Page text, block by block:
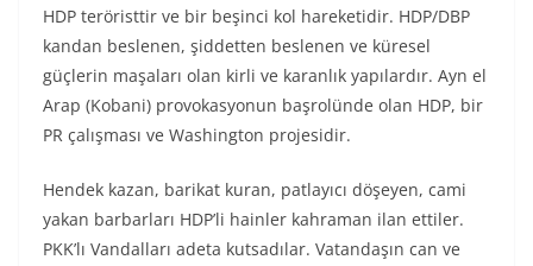
HDP teröristtir ve bir beşinci kol hareketidir. HDP/DBP
kandan beslenen, şiddetten beslenen ve küresel
güçlerin maşaları olan kirli ve karanlık yapılardır. Ayn el
Arap (Kobani) provokasyonun başrolünde olan HDP, bir
PR çalışması ve Washington projesidir.
Hendek kazan, barikat kuran, patlayıcı döşeyen, cami
yakan barbarları HDP’li hainler kahraman ilan ettiler.
PKK’lı Vandalları adeta kutsadılar. Vatandaşın can ve